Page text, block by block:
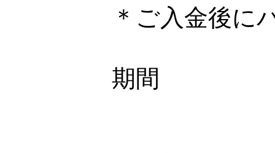
＊ご入金後に
期間